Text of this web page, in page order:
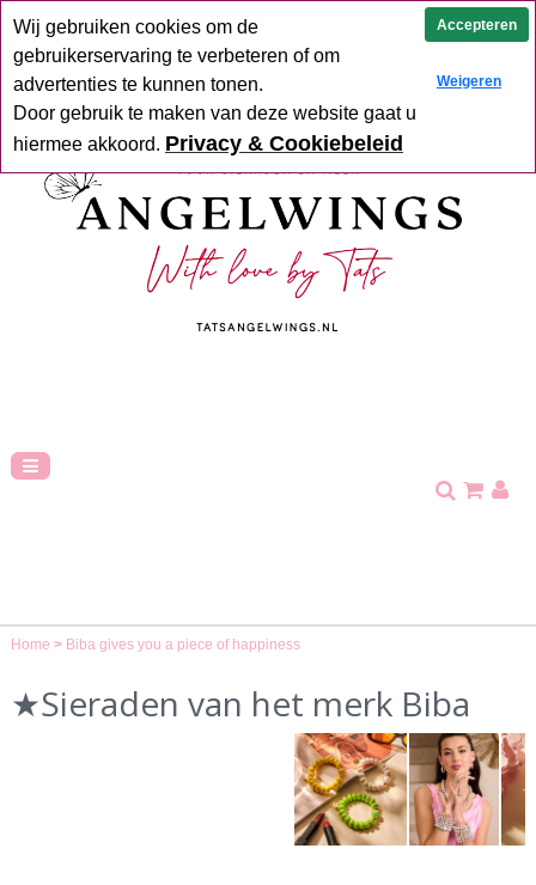
Verzending binnen 2-5
werkdagen
Hoge klant tevredenheid
Home > Biba gives you a piece of happiness
★Sieraden van het merk Biba
Wij gebruiken cookies om de
gebruikerservaring te verbeteren of om
advertenties te kunnen tonen.
Door gebruik te maken van deze website gaat u
hiermee akkoord. Privacy & Cookiebeleid
Accepteren
Weigeren